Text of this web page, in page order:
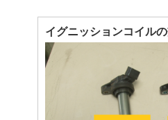
イグニッションコイル